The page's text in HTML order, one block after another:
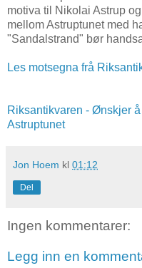
motiva til Nikolai Astrup
mellom Astruptunet med
"Sandalstrand" bør
Les motsegna frå
Riksantikvaren - Ønskjer
Astruptunet
Jon Hoem kl 01:12
Del
Ingen kommentarer:
Legg inn en